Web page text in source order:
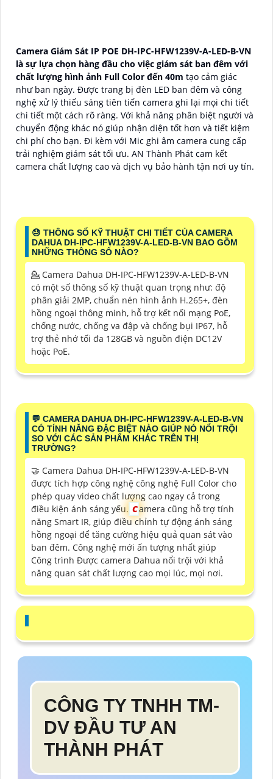
Camera Giám Sát IP POE DH-IPC-HFW1239V-A-LED-B-VN
là sự lựa chọn hàng đầu cho việc giám sát ban đêm với
chất lượng hình ảnh Full Color đến 40m tạo cảm giác
như ban ngày. Được trang bị đèn LED ban đêm và công
nghệ xử lý thiếu sáng tiên tiến camera ghi lại mọi chi tiết
chi tiết một cách rõ ràng. Với khả năng phân biệt người và
chuyển động khác nó giúp nhận diện tốt hơn và tiết kiệm
chi phí cho bạn. Đi kèm với Mic ghi âm camera cung cấp
trải nghiệm giám sát tối ưu. AN Thành Phát cam kết
camera chất lượng cao và dịch vụ bảo hành tận nơi uy tín.
😓 THÔNG SỐ KỸ THUẬT CHI TIẾT CỦA CAMERA
DAHUA DH-IPC-HFW1239V-A-LED-B-VN BAO GỒM
NHỮNG THÔNG SỐ NÀO?
💁 Camera Dahua DH-IPC-HFW1239V-A-LED-B-VN
có một số thông số kỹ thuật quan trọng như: độ
phân giải 2MP, chuẩn nén hình ảnh H.265+, đèn
hồng ngoại thông minh, hỗ trợ kết nối mạng PoE,
chống nước, chống va đập và chống bụi IP67, hỗ
trợ thẻ nhớ tối đa 128GB và nguồn điện DC12V
hoặc PoE.
️💬 CAMERA DAHUA DH-IPC-HFW1239V-A-LED-B-VN
CÓ TÍNH NĂNG ĐẶC BIỆT NÀO GIÚP NÓ NỔI TRỘI
SO VỚI CÁC SẢN PHẨM KHÁC TRÊN THỊ
TRƯỜNG?
🤝 Camera Dahua DH-IPC-HFW1239V-A-LED-B-VN
được tích hợp công nghệ công nghệ Full Color cho
phép quay video chất lượng cao ngay cả trong
điều kiện ánh sáng yếu. Camera cũng hỗ trợ tính
năng Smart IR, giúp điều chỉnh tự động ánh sáng
hồng ngoại để tăng cường hiệu quả quan sát vào
ban đêm. Công nghệ mới ấn tượng nhất giúp
Công trình Được camera Dahua nổi trội với khả
năng quan sát chất lượng cao mọi lúc, mọi nơi.
CÔNG TY TNHH TM-
DV ĐẦU TƯ AN
THÀNH PHÁT